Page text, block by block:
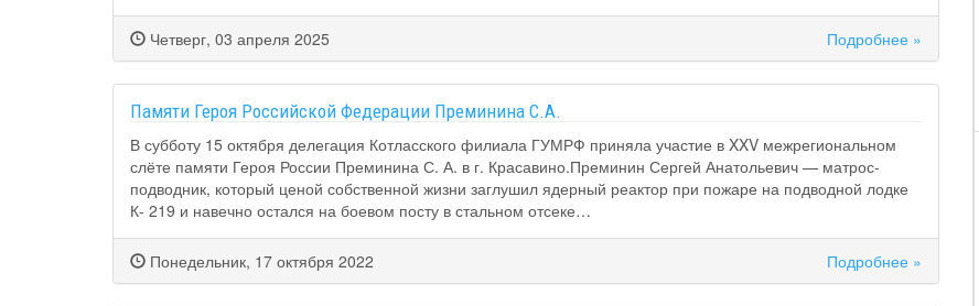
Четверг, 03 апреля 2025 Подробнее »
Памяти Героя Российской Федерации Преминина С.А.
В субботу 15 октября делегация Котласского филиала ГУМРФ приняла участие в XXV межрегиональном
слёте памяти Героя России Преминина С. А. в г. Красавино.Преминин Сергей Анатольевич — матрос-
подводник, который ценой собственной жизни заглушил ядерный реактор при пожаре на подводной лодке
К- 219 и навечно остался на боевом посту в стальном отсеке…
Понедельник, 17 октября 2022 Подробнее »